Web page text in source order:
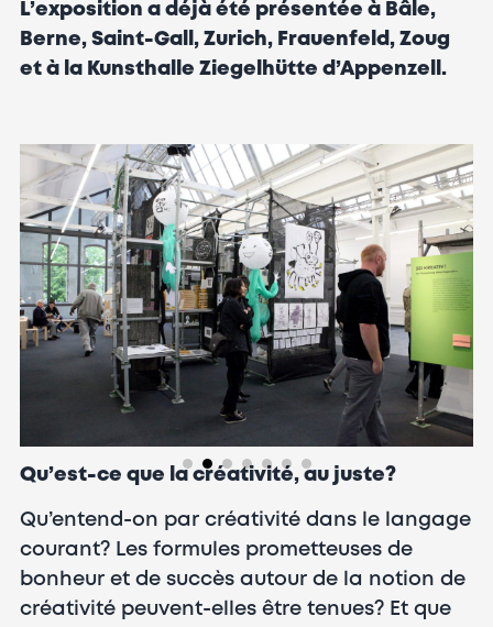
L’exposition a déjà été présentée à Bâle,
Berne, Saint-Gall, Zurich, Frauenfeld, Zoug
et à la Kunsthalle Ziegelhütte d’Appenzell.
Qu’est-ce que la créativité, au juste?
Qu’entend-on par créativité dans le langage
courant? Les formules prometteuses de
bonheur et de succès autour de la notion de
créativité peuvent-elles être tenues? Et que